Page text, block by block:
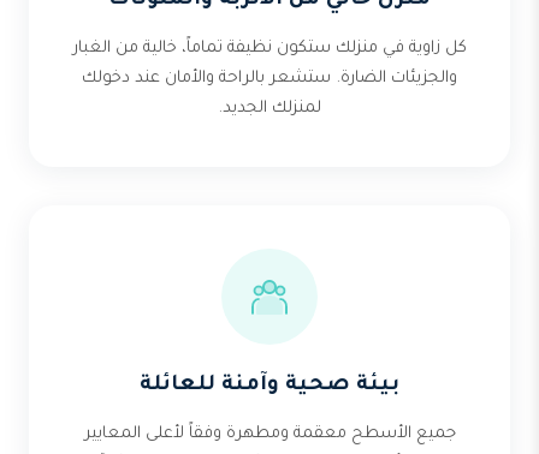
كل زاوية في منزلك ستكون نظيفة تماماً، خالية من الغبار
والجزيئات الضارة. ستشعر بالراحة والأمان عند دخولك
لمنزلك الجديد.
بيئة صحية وآمنة للعائلة
جميع الأسطح معقمة ومطهرة وفقاً لأعلى المعايير